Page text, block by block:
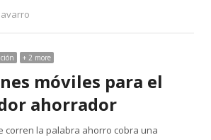
+ 2 more
móviles para el
ahorrador
corren la palabra ahorro cobra una